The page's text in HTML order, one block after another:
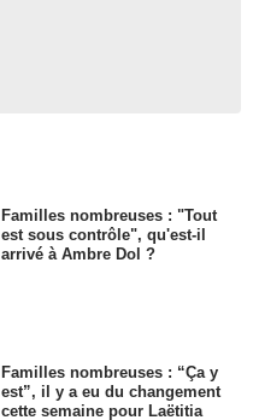
Familles nombreuses : "Tout
est sous contrôle", qu'est-il
arrivé à Ambre Dol ?
Familles nombreuses : “Ça y
est”, il y a eu du changement
cette semaine pour Laëtitia